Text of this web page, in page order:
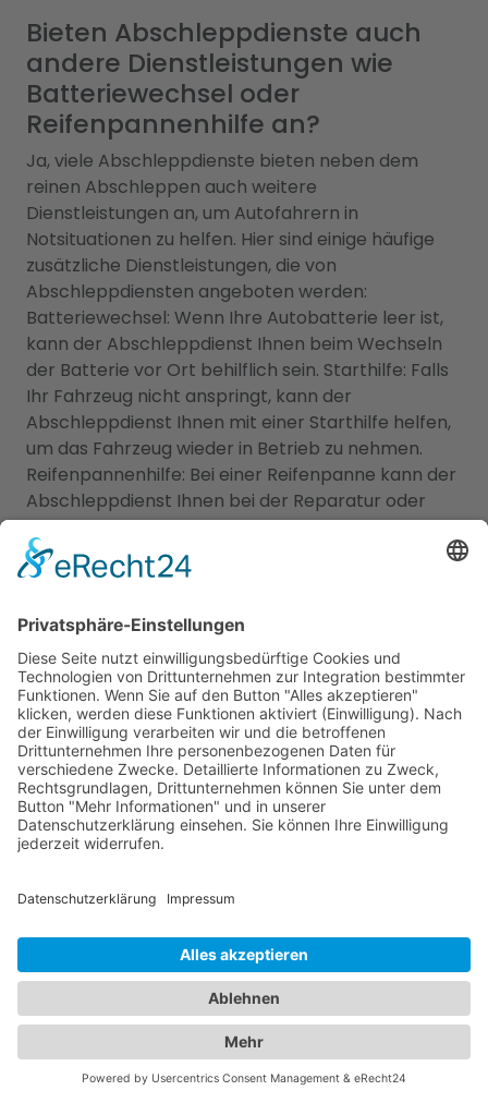
Bieten Abschleppdienste auch
andere Dienstleistungen wie
Batteriewechsel oder
Reifenpannenhilfe an?
Ja, viele Abschleppdienste bieten neben dem
reinen Abschleppen auch weitere
Dienstleistungen an, um Autofahrern in
Notsituationen zu helfen. Hier sind einige häufige
zusätzliche Dienstleistungen, die von
Abschleppdiensten angeboten werden:
Batteriewechsel: Wenn Ihre Autobatterie leer ist,
kann der Abschleppdienst Ihnen beim Wechseln
der Batterie vor Ort behilflich sein. Starthilfe: Falls
Ihr Fahrzeug nicht anspringt, kann der
Abschleppdienst Ihnen mit einer Starthilfe helfen,
um das Fahrzeug wieder in Betrieb zu nehmen.
Reifenpannenhilfe: Bei einer Reifenpanne kann der
Abschleppdienst Ihnen bei der Reparatur oder
dem Austausch des Reifens behilflich sein. Dies
kann das Wechseln eines Reifens vor Ort oder das
Abschleppen zu einer nahegelegenen Werkstatt
Treibstoff liegengeblieben sind, kann der
Abschleppdienst Ihnen einen begrenzten Vorrat
an Kraftstoff liefern, um Sie wieder mobil zu
machen. Türöffnung: Wenn Sie sich aus Ihrem
Fahrzeug ausgesperrt haben, kann der
Abschleppdienst Ihnen bei der Türöffnung helfen,
um wieder Zugang zu Ihrem Fahrzeug zu erhalten.
Es ist wichtig zu beachten, dass nicht alle
Abschleppdienste diese zusätzlichen
daher im Voraus bei einem Abschleppdienst über
sicherzustellen, dass sie Ihren spezifischen
Bedürfnissen entsprechen.
Alles unter einem Dach:
Informationen zu
Abschleppdiensten und Hotels